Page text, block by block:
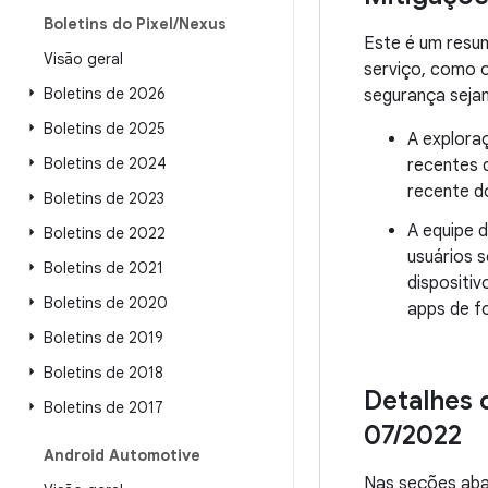
Boletins do Pixel/Nexus
Visão geral
Boletins de 2026
Boletins de 2025
Boletins de 2024
Boletins de 2023
Boletins de 2022
Boletins de 2021
Boletins de 2020
Boletins de 2019
Boletins de 2018
Boletins de 2017
Android Automotive
Este é um
serviço, como
segurança
A
recentes
recente
A equipe
usuários
apps de
Detalhes
07/2022
Nas seções